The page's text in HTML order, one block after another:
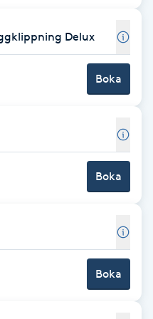
Delux
Boka
Boka
Boka